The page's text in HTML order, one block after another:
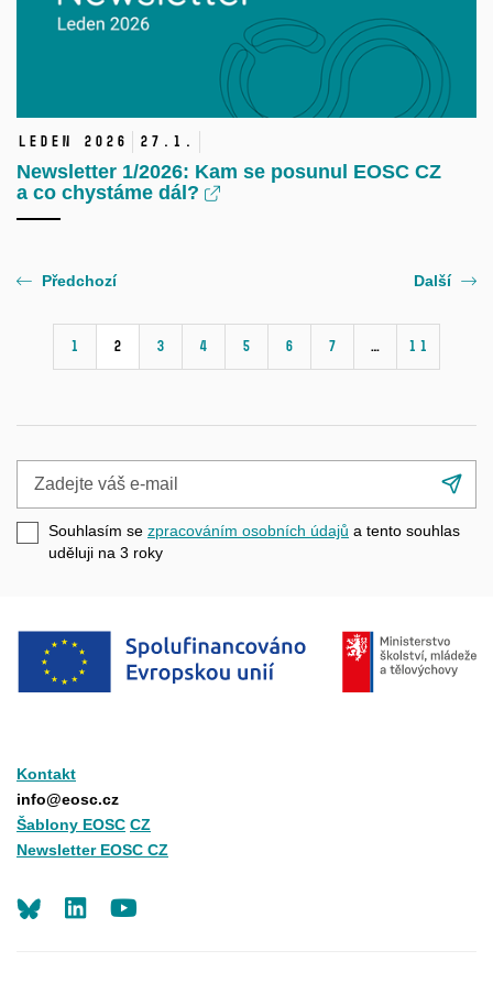
leden 2026 27. 1.
Newsletter 1/2026: Kam se posunul EOSC CZ
a co chystáme dál?
Předchozí
1 2 3 4 5 6 7 … 11
Další
e-
mail
Souhlasím se zpracováním osobních údajů a tento souhlas
uděluji na 3 roky
Kontakt
info@eosc.cz
Šablony EOSC CZ
Newsletter EOSC CZ
LinkedIn